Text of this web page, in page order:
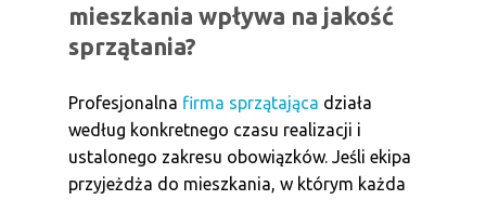
mieszkania wpływa na jakość
sprzątania?
Profesjonalna firma sprzątająca działa
według konkretnego czasu realizacji i
ustalonego zakresu obowiązków. Jeśli ekipa
przyjeżdża do mieszkania, w którym każda